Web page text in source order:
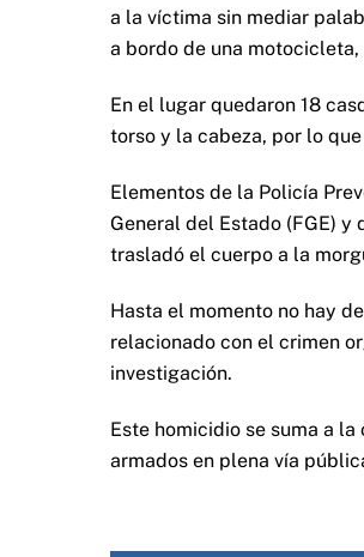
a la víctima sin mediar
a bordo de una
En el lugar quedaron 18
torso y la cabeza, por lo
Elementos de la Policía
General del Estado (FGE)
trasladó el cuerpo a la
Hasta el momento no hay
relacionado con el crimen
investigación.
Este homicidio se suma a
armados en plena vía